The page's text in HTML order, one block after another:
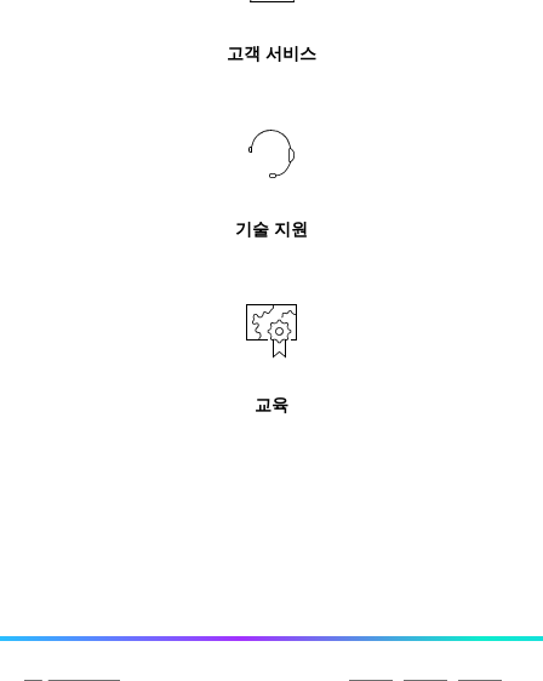
고객 서비스
기술 지원
교육